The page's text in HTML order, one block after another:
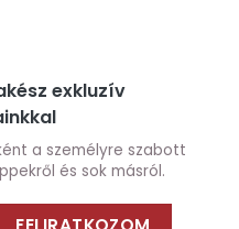
exkluzív
a személyre szabott
és sok másról.